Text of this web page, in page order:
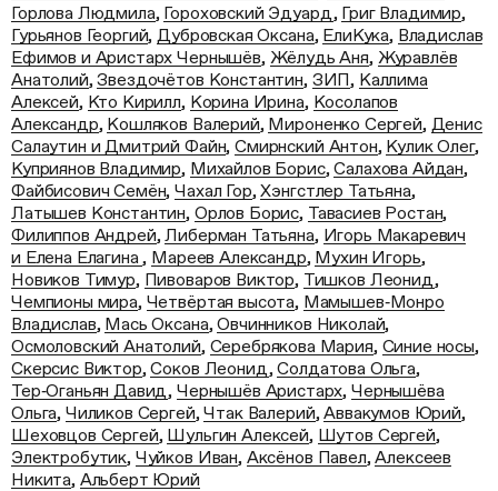
Горлова Людмила, Гороховский Эдуард, Григ Владимир,
Гурьянов Георгий,Дубровская Оксана, ЕлиКука, Владислав
Ефимов и Аристарх Чернышёв, Жёлудь Аня, Журавлёв
Анатолий,Звездочётов Константин, ЗИП, Каллима
Алексей, Кто Кирилл, Корина Ирина, Косолапов
Александр, Кошляков Валерий, Мироненко Сергей, Денис
Салаутин и Дмитрий Файн,Смирнский Антон, Кулик Олег,
Куприянов Владимир, Михайлов Борис,Салахова Айдан,
Файбисович Семён,Чахал Гор,Хэнгстлер Татьяна,
Латышев Константин, Орлов Борис, Тавасиев Ростан,
Филиппов Андрей,Либерман Татьяна, Игорь Макаревич
и Елена Елагина, Мареев Александр, Мухин Игорь,
Новиков Тимур, Пивоваров Виктор, Тишков Леонид,
Чемпионы мира, Четвёртая высота, Мамышев‑Монро
Владислав, Мась Оксана,Овчинников Николай,
Осмоловский Анатолий, Серебрякова Мария, Синие носы,
Скерсис Виктор,Соков Леонид,Солдатова Ольга,
Тер‑Оганьян Давид,Чернышёв Аристарх,Чернышёва
Ольга, Чиликов Сергей,Чтак Валерий,Аввакумов Юрий,
Шеховцов Сергей, Шульгин Алексей, Шутов Сергей,
Электробутик, Чуйков Иван, Аксёнов Павел,Алексеев
Никита, Альберт Юрий